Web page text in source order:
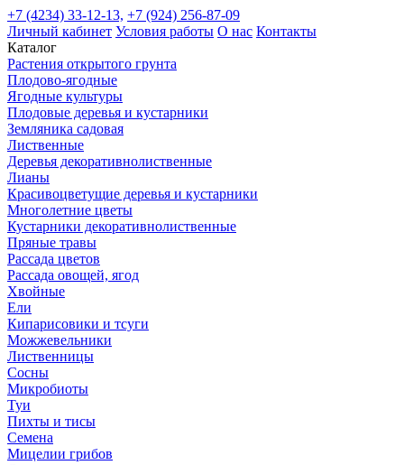
+7 (4234) 33-12-13, +7 (924) 256-87-09
Личный кабинет Условия работы О нас Контакты
Каталог
Растения открытого грунта
Плодово-ягодные
Ягодные культуры
Плодовые деревья и кустарники
Земляника садовая
Лиственные
Деревья декоративнолиственные
Лианы
Красивоцветущие деревья и кустарники
Многолетние цветы
Кустарники декоративнолиственные
Пряные травы
Рассада цветов
Рассада овощей, ягод
Хвойные
Ели
Кипарисовики и тсуги
Можжевельники
Лиственницы
Сосны
Микробиоты
Туи
Пихты и тисы
Семена
Мицелии грибов